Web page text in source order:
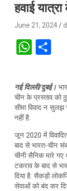
हवाई
June 21, 2024
W
at
s
A
p
ar
e
नई दिल्ली/दुबई।
चीन के प्रस्ताव को
सीमा विवाद न
नहीं है.
जून 2020 में
बाद से भारत-चीन
चीनी सैनिक मारे गए
टकराव के बाद से
दिया है. सैकड़ों
सेवाओं को बंद कर